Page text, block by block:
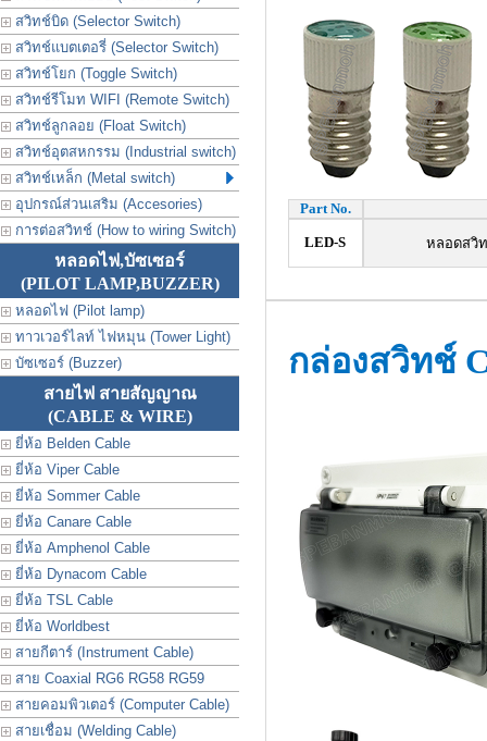
สวิทช์บิด (Selector Switch)
สวิทช์แบตเตอรี่ (Selector Switch)
สวิทช์โยก (Toggle Switch)
สวิทช์รีโมท WIFI (Remote Switch)
สวิทช์ลูกลอย (Float Switch)
สวิทช์อุตสหกรรม (Industrial switch)
สวิทช์เหล็ก (Metal switch)
อุปกรณ์ส่วนเสริม (Accesories)
การต่อสวิทช์ (How to wiring Switch)
หลอดไฟ,บัซเซอร์
(PILOT LAMP,BUZZER)
หลอดไฟ (Pilot lamp)
ทาวเวอร์ไลท์ ไฟหมุน (Tower Light)
บัซเซอร์ (Buzzer)
สายไฟ สายสัญญาณ
(CABLE & WIRE)
ยี่ห้อ Belden Cable
ยี่ห้อ Viper Cable
ยี่ห้อ Sommer Cable
ยี่ห้อ Canare Cable
ยี่ห้อ Amphenol Cable
ยี่ห้อ Dynacom Cable
ยี่ห้อ TSL Cable
ยี่ห้อ Worldbest
สายกีตาร์ (Instrument Cable)
สาย Coaxial RG6 RG58 RG59
สายคอมพิวเตอร์ (Computer Cable)
สายเชื่อม (Welding Cable)
Part No.
LED-S หลอดสวิท
กล่องสวิทช์